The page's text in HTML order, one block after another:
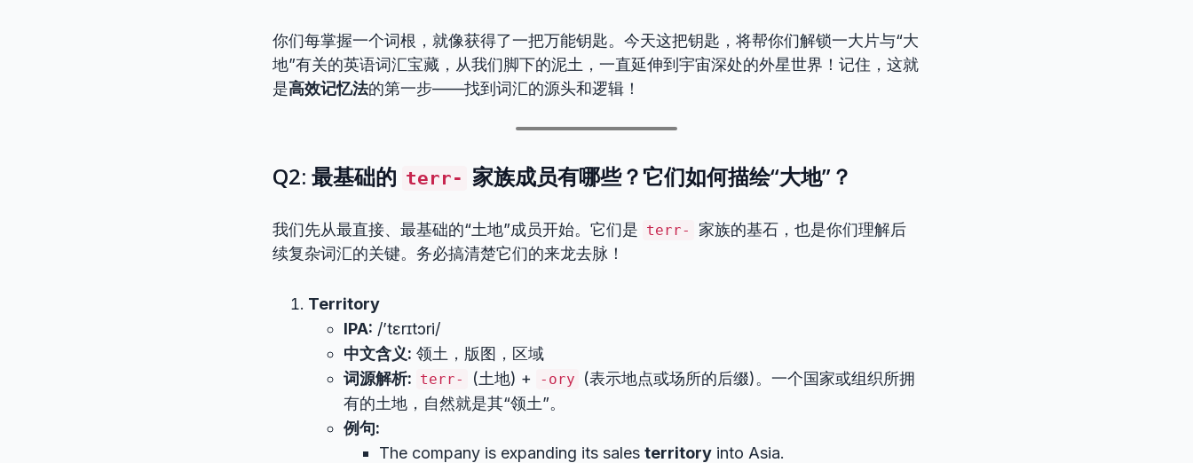
你们每掌握一个词根，就像获得了一把万能钥匙。今天这把钥匙，将帮你们解锁一大片与“大
地”有关的英语词汇宝藏，从我们脚下的泥土，一直延伸到宇宙深处的外星世界！记住，这就
是高效记忆法的第一步——找到词汇的源头和逻辑！
Q2: 最基础的 terr- 家族成员有哪些？它们如何描绘“大地”？
我们先从最直接、最基础的“土地”成员开始。它们是 terr-
家族的基石，也是你们理解后
续复杂词汇的关键。务必搞清楚它们的来龙去脉！
Territory
IPA: /’tɛrɪtɔri/
中文含义: 领土，版图，区域
词源解析: terr- (土地) + -ory
(表示地点或场所的后缀)。一个国家或组织所拥
有的土地，自然就是其“领土”。
例句:
The company is expanding its sales territory into Asia.